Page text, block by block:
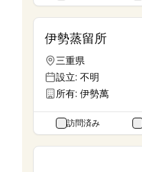
伊勢蒸留所
三重県
設立: 不明
所有: 伊勢萬
訪問済み